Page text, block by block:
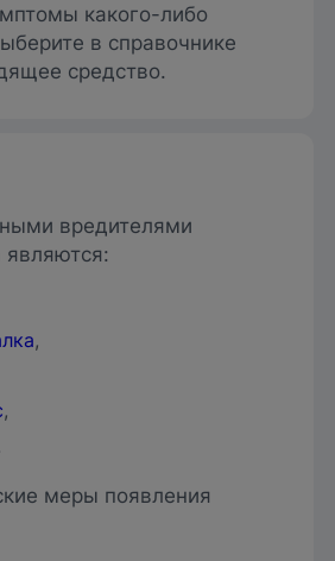
какого-либо
в справочнике
средство.
вредителями
являются:
,
,
меры появления